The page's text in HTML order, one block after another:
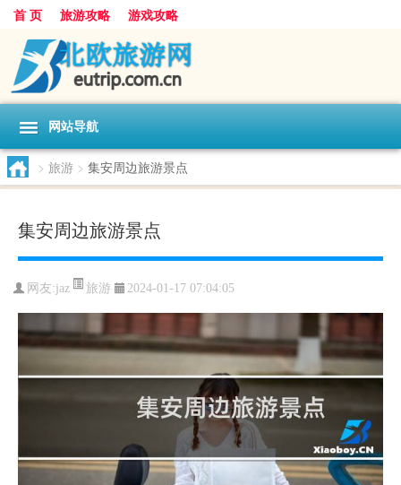
首 页 旅游攻略 游戏攻略
网站导航
> 旅游 > 集安周边旅游景点
集安周边旅游景点
网友:jaz 旅游 2024-01-17 07:04:05